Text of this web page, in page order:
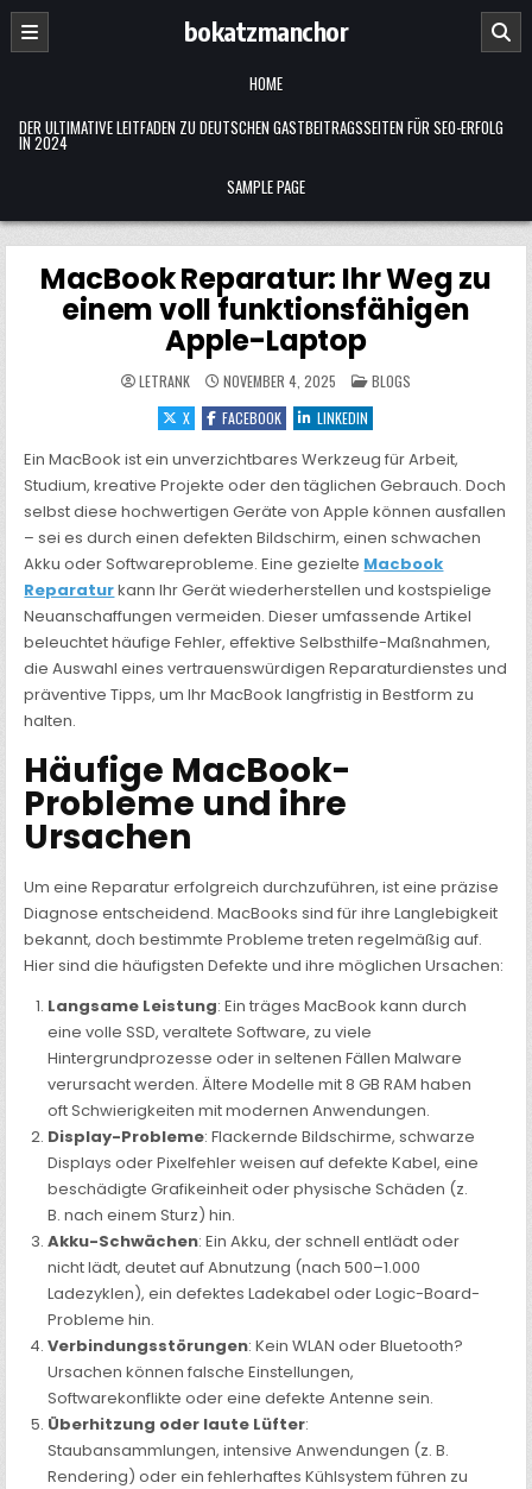
Skip
content
bokatzmanchor
HOME
DER ULTIMATIVE LEITFADEN ZU DEUTSCHEN GASTBEITRAGSSEITEN FÜR SEO-ERFOLG
IN 2024
SAMPLE PAGE
MacBook Reparatur: Ihr Weg zu
einem voll funktionsfähigen
Apple-Laptop
LETRANK NOVEMBER 4, 2025 POSTED
IN
BLOGS
X
FACEBOOK LINKEDIN
Ein MacBook ist ein unverzichtbares Werkzeug für Arbeit,
Studium, kreative Projekte oder den täglichen Gebrauch. Doch
selbst diese hochwertigen Geräte von Apple können ausfallen
– sei es durch einen defekten Bildschirm, einen schwachen
Akku oder Softwareprobleme. Eine gezielte Macbook
Reparaturkann Ihr Gerät wiederherstellen und kostspielige
Neuanschaffungen vermeiden. Dieser umfassende Artikel
beleuchtet häufige Fehler, effektive Selbsthilfe-Maßnahmen,
die Auswahl eines vertrauenswürdigen Reparaturdienstes und
präventive Tipps, um Ihr MacBook langfristig in Bestform zu
halten.
Häufige MacBook-
Probleme und ihre
Ursachen
Um eine Reparatur erfolgreich durchzuführen, ist eine präzise
Diagnose entscheidend. MacBooks sind für ihre Langlebigkeit
bekannt, doch bestimmte Probleme treten regelmäßig auf.
Hier sind die häufigsten Defekte und ihre möglichen Ursachen:
Langsame Leistung: Ein träges MacBook kann durch
eine volle SSD, veraltete Software, zu viele
Hintergrundprozesse oder in seltenen Fällen Malware
verursacht werden. Ältere Modelle mit 8 GB RAM haben
oft Schwierigkeiten mit modernen Anwendungen.
Display-Probleme: Flackernde Bildschirme, schwarze
Displays oder Pixelfehler weisen auf defekte Kabel, eine
beschädigte Grafikeinheit oder physische Schäden (z.
B. nach einem Sturz) hin.
Akku-Schwächen: Ein Akku, der schnell entlädt oder
nicht lädt, deutet auf Abnutzung (nach 500–1.000
Ladezyklen), ein defektes Ladekabel oder Logic-Board-
Probleme hin.
Verbindungsstörungen: Kein WLAN oder Bluetooth?
Ursachen können falsche Einstellungen,
Softwarekonflikte oder eine defekte Antenne sein.
Überhitzung oder laute Lüfter:
Staubansammlungen, intensive Anwendungen (z. B.
Rendering) oder ein fehlerhaftes Kühlsystem führen zu